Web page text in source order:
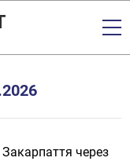
через